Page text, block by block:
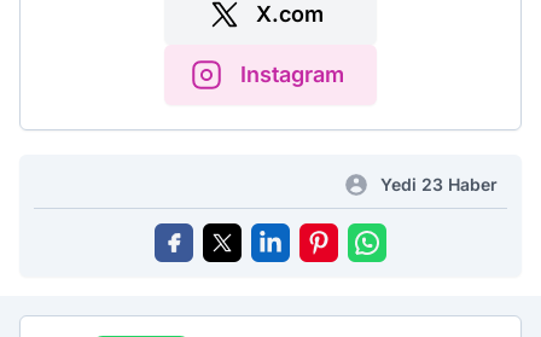
X.com
Instagram
Yedi 23 Haber